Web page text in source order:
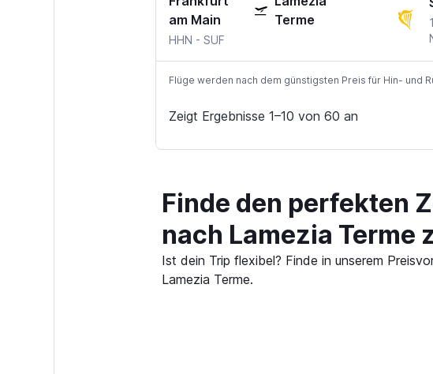
am Main
Terme
HHN - SUF
Flüge werden nach dem günstigsten Preis für Hin- und
Zeigt Ergebnisse 1–10 von 60 an
Finde den perfekten
nach Lamezia Terme
Ist dein Trip flexibel? Finde in unserem
Lamezia Terme.